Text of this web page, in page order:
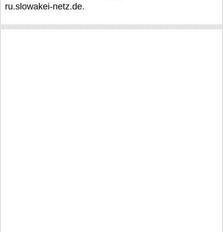
ru.slowakei-netz.de.